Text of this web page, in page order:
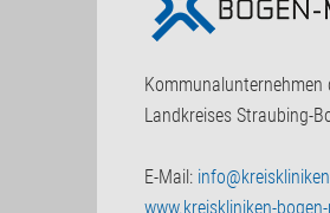
Kommunalunternehmen
Landkreises Straubing-
E-Mail:
www.kreiskliniken-